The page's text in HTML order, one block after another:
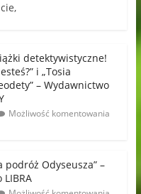
detektywistyczne!
i „Tosia
– Wydawnictwo
Możliwość komentowania
podróż Odyseusza” –